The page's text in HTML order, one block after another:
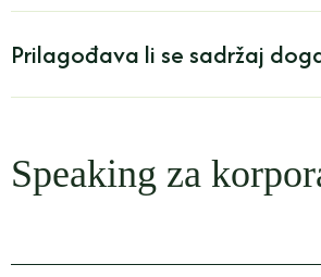
Prilagođava li se sadržaj
Speaking za